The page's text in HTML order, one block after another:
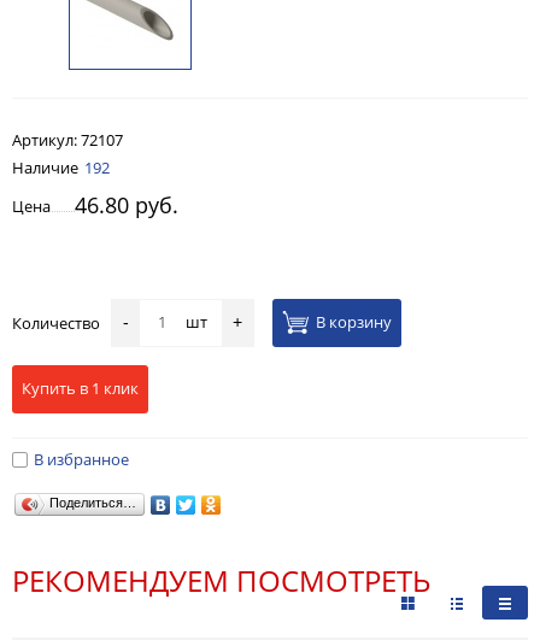
Артикул:72107
Наличие 192
Цена
46.80 руб.
Количество - шт + В корзину
Купить в 1 клик
В избранное
Поделиться…
РЕКОМЕНДУЕМ ПОСМОТРЕТЬ